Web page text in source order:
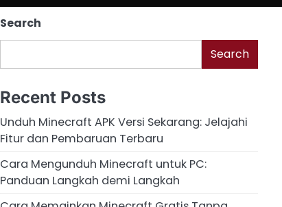
Search
Search
Recent Posts
Unduh Minecraft APK Versi Sekarang: Jelajahi
Fitur dan Pembaruan Terbaru
Cara Mengunduh Minecraft untuk PC:
Panduan Langkah demi Langkah